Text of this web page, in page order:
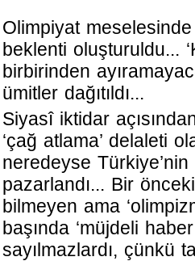
Olimpiyat
beklenti oluşturuldu...
birbirinden
ümitler dağıtıldı...
Siyasî iktidar
‘çağ atlama’ delaleti
neredeyse
pazarlandı... Bir
bilmeyen ama
başında ‘müjdeli
sayılmazlardı, çünkü